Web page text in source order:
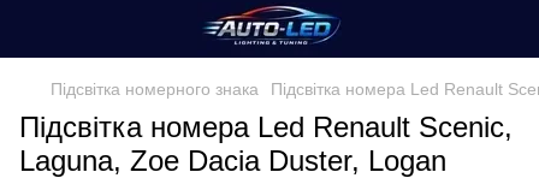
Підсвітка номерного знака Підсвітка номера Led Renault
Підсвітка номера Led Renault Scenic,
Laguna, Zoe Dacia Duster, Logan